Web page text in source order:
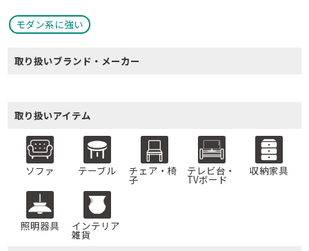
モダン系に強い
取り扱いブランド・メーカー
取り扱いアイテム
ソファ テーブル チェア・椅
子
テレビ台・
TVボード
収納家具
照明器具 インテリア
雑貨